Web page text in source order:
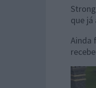
que já
Ainda